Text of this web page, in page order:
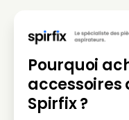
Pourquoi
accessoires
Spirfix ?